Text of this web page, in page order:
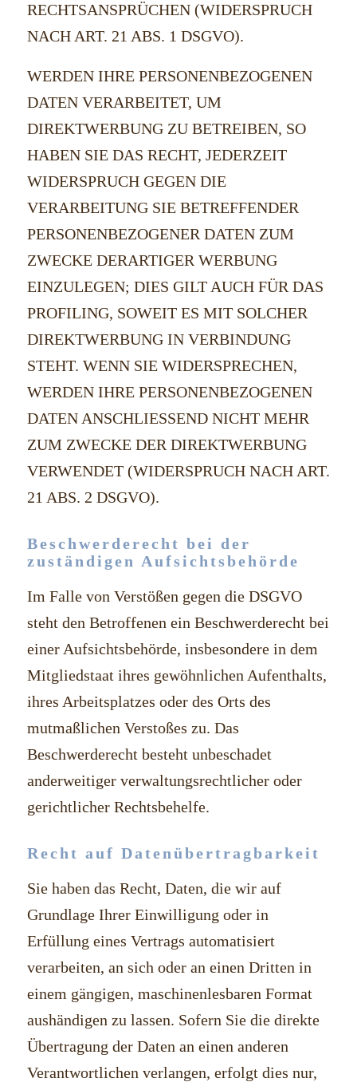
RECHTSANSPRÜCHEN (WIDERSPRUCH
NACH ART. 21 ABS. 1 DSGVO).
WERDEN IHRE PERSONENBEZOGENEN
DATEN VERARBEITET, UM
DIREKTWERBUNG ZU BETREIBEN, SO
HABEN SIE DAS RECHT, JEDERZEIT
WIDERSPRUCH GEGEN DIE
VERARBEITUNG SIE BETREFFENDER
PERSONENBEZOGENER DATEN ZUM
ZWECKE DERARTIGER WERBUNG
EINZULEGEN; DIES GILT AUCH FÜR DAS
PROFILING, SOWEIT ES MIT SOLCHER
DIREKTWERBUNG IN VERBINDUNG
STEHT. WENN SIE WIDERSPRECHEN,
WERDEN IHRE PERSONENBEZOGENEN
DATEN ANSCHLIESSEND NICHT MEHR
ZUM ZWECKE DER DIREKTWERBUNG
VERWENDET (WIDERSPRUCH NACH ART.
21 ABS. 2 DSGVO).
Beschwerde­recht bei der
zuständigen Aufsichts­behörde
Im Falle von Verstößen gegen die DSGVO
steht den Betroffenen ein Beschwerderecht bei
einer Aufsichtsbehörde, insbesondere in dem
Mitgliedstaat ihres gewöhnlichen Aufenthalts,
ihres Arbeitsplatzes oder des Orts des
mutmaßlichen Verstoßes zu. Das
Beschwerderecht besteht unbeschadet
anderweitiger verwaltungsrechtlicher oder
gerichtlicher Rechtsbehelfe.
Recht auf Daten­übertrag­barkeit
Sie haben das Recht, Daten, die wir auf
Grundlage Ihrer Einwilligung oder in
Erfüllung eines Vertrags automatisiert
verarbeiten, an sich oder an einen Dritten in
einem gängigen, maschinenlesbaren Format
aushändigen zu lassen. Sofern Sie die direkte
Übertragung der Daten an einen anderen
Verantwortlichen verlangen, erfolgt dies nur,